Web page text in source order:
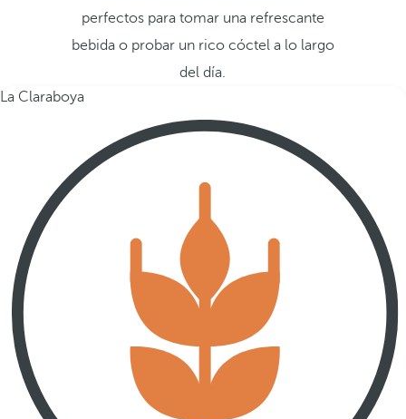
perfectos para tomar una refrescante
bebida o probar un rico cóctel a lo largo
del día.
La Claraboya